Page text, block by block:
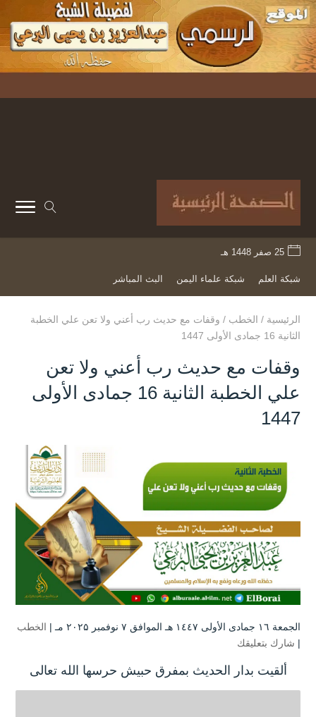
25 صفر 1448 هـ
شبكة العلم شبكة علماء اليمن البث المباشر
الرئيسية / الخطب / وقفات مع حديث رب أعني ولا تعن علي الخطبة
الثانية 16 جمادى الأولى 1447
وقفات مع حديث رب أعني ولا تعن
علي الخطبة الثانية 16 جمادى الأولى
1447
الجمعة ۱٦ جمادى الأولى ۱٤٤۷ هـ الموافق ۷ نوفمبر ۲۰۲۵ مـ |
الخطب
| شارك بتعليقك
ألقيت بدار الحديث بمفرق حبيش حرسها الله تعالى